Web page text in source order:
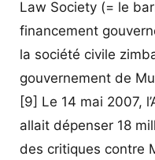
Law Society (= le
financement
la société civile
gouvernement de
[9] Le 14 mai 2007,
allait dépenser 18
des critiques contre